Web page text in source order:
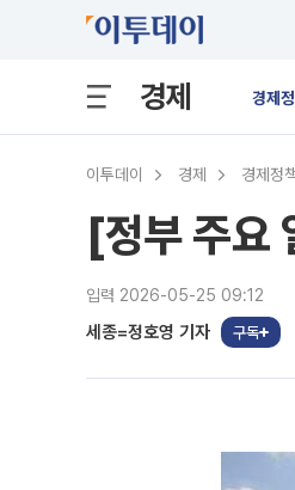
경제 경제
이투데이 경제 경제정
[정부 주요
입력 2026-05-25 09:12
세종=정호영 기자 구독